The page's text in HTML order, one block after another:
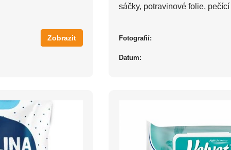
Zobrazit
sáčky, potravinové folie,
Fotografií:
Datum: